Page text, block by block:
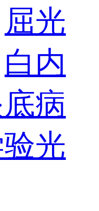
屈光
白内
病
光